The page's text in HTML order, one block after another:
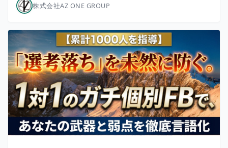
株式会社AZ ONE GROUP